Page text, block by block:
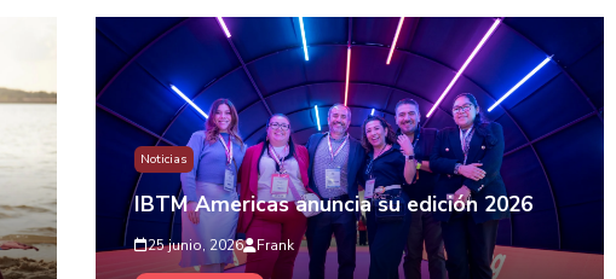
Noticias
IBTM Americas anuncia su edición 2026
25 junio, 2026 Frank